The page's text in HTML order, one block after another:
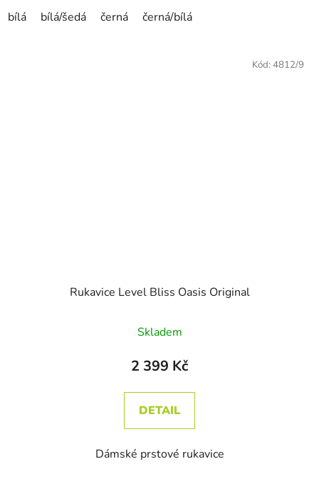
bílá bílá/šedá černá černá/bílá
Rukavice Level Bliss Oasis Original
Skladem
2 399 Kč
DETAIL
Dámské prstové rukavice
Kód: 4812/9